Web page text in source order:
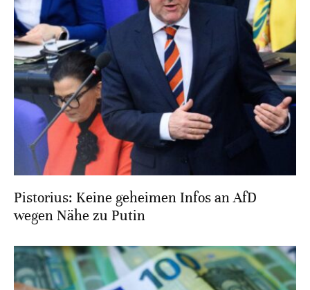
Pistorius: Keine geheimen Infos an AfD
wegen Nähe zu Putin